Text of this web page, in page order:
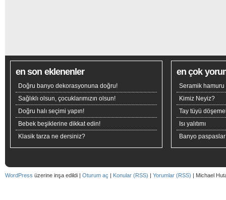
en son eklenenler
Doğru banyo dekorasyonuna doğru!
Sağlıklı olsun, çocuklarımızın olsun!
Doğru halı seçimi yapın!
Bebek beşiklerine dikkat edin!
Klasik tarza ne dersiniz?
en çok
Seramik hamuru
Kimiz Neyiz?
Tay tüyü
Isı yalıtımı
Banyo
WordPress üzerine inşa edildi | Oturum aç | Konular (RSS) | Yorumlar (RSS) | Michael